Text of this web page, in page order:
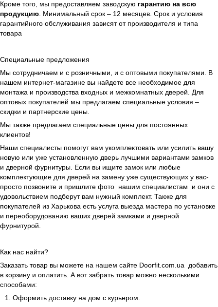
Кроме того, мы предоставляем заводскую гарантию на всю
продукцию . Минимальный срок – 12 месяцев. Срок и условия
гарантийного обслуживания зависят от производителя и типа
товара
Специальные предложения
Мы сотрудничаем и с розничными, и с оптовыми покупателями. В
нашем интернет-магазине вы найдете все необходимое для
монтажа и производства входных и межкомнатных дверей. Для
оптовых покупателей мы предлагаем специальные условия –
скидки и партнерские цены.
Мы также предлагаем специальные цены для постоянных
клиентов!
Наши специалисты помогут вам укомплектовать или усилить вашу
новую или уже установленную дверь лучшими вариантами замков
и дверной фурнитуры. Если вы ищите замок или любые
комплектующие для дверей на замену уже существующих у вас-
просто позвоните и пришлите фото нашим специалистам и они с
удовольствием подберут вам нужный комплект. Также для
покупателей из Харькова есть услуга выезда мастера по установке
и переоборудованию ваших дверей замками и дверной
фурнитурой.
Как нас найти?
Заказать товар вы можете на нашем сайте Doorfit.com.ua добавить
в корзину и оплатить. А вот забрать товар можно несколькими
способами:
Оформить доставку на дом с курьером.